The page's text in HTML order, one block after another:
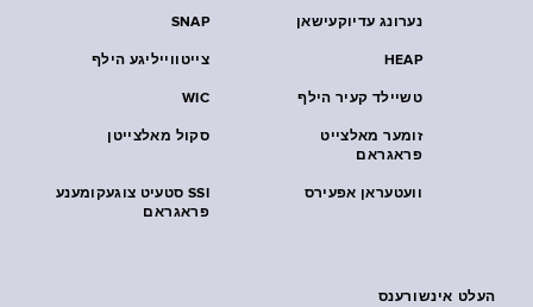
SNAP נערונג עדיוקעישאן
צייטווייליגע הילף HEAP
WIC טשיילד קעיר הילף
סקול מאלצייטן
זומער מאלצייט
פראגראם
SSI סטעיט צוגעקומענע
פראגראם
וועטעראן אפעירס
העלט אינשורענס